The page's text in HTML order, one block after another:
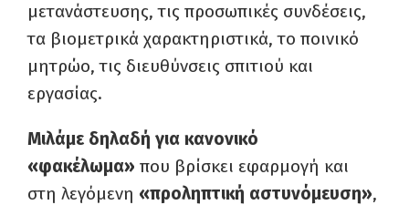
μετανάστευσης, τις προσωπικές συνδέσεις,
τα βιομετρικά χαρακτηριστικά, το ποινικό
μητρώο, τις διευθύνσεις σπιτιού και
εργασίας.
Μιλάμε δηλαδή για κανονικό
«φακέλωμα» που βρίσκει εφαρμογή και
στη λεγόμενη «προληπτική αστυνόμευση»,